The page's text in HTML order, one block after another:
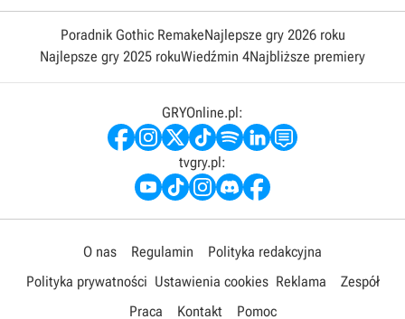
Poradnik Gothic RemakeNajlepsze gry 2026 roku
Najlepsze gry 2025 rokuWiedźmin 4Najbliższe premiery
GRYOnline.pl:
tvgry.pl:
O nas Regulamin
Polityka redakcyjna
Polityka prywatności Ustawienia cookies Reklama
Zespół
Praca
Kontakt Pomoc